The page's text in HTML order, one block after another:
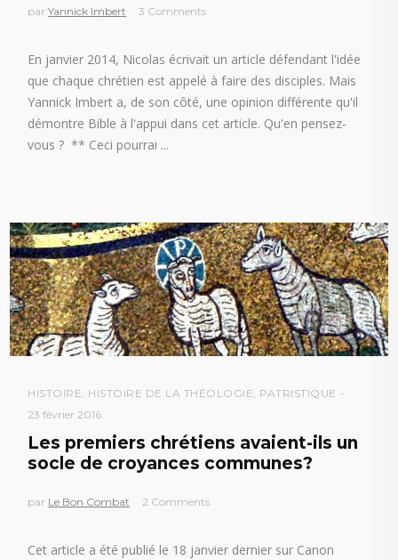
parYannick Imbert 3 Comments
En janvier 2014, Nicolas écrivait un article défendant l'idée
que chaque chrétien est appelé à faire des disciples. Mais
Yannick Imbert a, de son côté, une opinion différente qu'il
démontre Bible à l'appui dans cet article. Qu'en pensez-
vous ? ** Ceci pourrai
HISTOIRE, HISTOIRE DE LA THÉOLOGIE, PATRISTIQUE
23 février 2016
Les premiers chrétiens avaient-ils un
socle de croyances communes?
par Le Bon Combat 2 Comments
Cet article a été publié le 18 janvier dernier sur Canon